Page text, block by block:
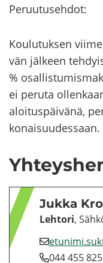
Pe­ruu­tuseh­dot:
Kou­lu­tuk­sen
vän jäl­keen
%
ei pe­ru­ta
aloi­tus­päi­vä­nä,
ko­nai­suu­des­saan.
Jukka
Leh­to­ri,
044 455